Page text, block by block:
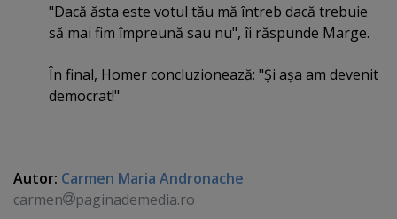
"Dacă ăsta este votul tău mă întreb dacă trebuie
să mai fim împreună sau nu", îi răspunde Marge.
În final, Homer concluzionează: "Şi aşa am devenit
democrat!"
Autor: Carmen Maria Andronache
carmen
paginademedia.ro